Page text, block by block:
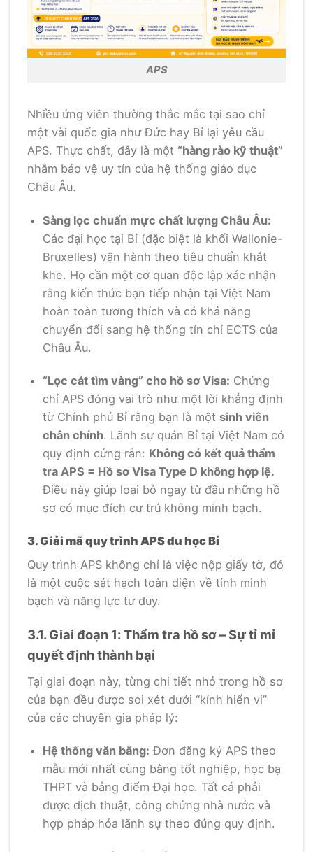
APS
Nhiều ứng viên thường thắc mắc tại sao chỉ
một vài quốc gia như Đức hay Bỉ lại yêu cầu
APS. Thực chất, đây là một “hàng rào kỹ thuật”
nhằm bảo vệ uy tín của hệ thống giáo dục
Châu Âu.
Sàng lọc chuẩn mực chất lượng Châu Âu:
Các đại học tại Bỉ (đặc biệt là khối Wallonie-
Bruxelles) vận hành theo tiêu chuẩn khắt
khe. Họ cần một cơ quan độc lập xác nhận
rằng kiến thức bạn tiếp nhận tại Việt Nam
hoàn toàn tương thích và có khả năng
chuyển đổi sang hệ thống tín chỉ ECTS của
Châu Âu.
“Lọc cát tìm vàng” cho hồ sơ Visa: Chứng
chỉ APS đóng vai trò như một lời khẳng định
từ Chính phủ Bỉ rằng bạn là một sinh viên
chân chính. Lãnh sự quán Bỉ tại Việt Nam có
quy định cứng rắn: Không có kết quả thẩm
tra APS = Hồ sơ Visa Type D không hợp lệ.
Điều này giúp loại bỏ ngay từ đầu những hồ
sơ có mục đích cư trú không minh bạch.
3. Giải mã quy trình APS du học Bỉ
Quy trình APS không chỉ là việc nộp giấy tờ, đó
là một cuộc sát hạch toàn diện về tính minh
bạch và năng lực tư duy.
3.1. Giai đoạn 1: Thẩm tra hồ sơ – Sự tỉ mỉ
quyết định thành bại
Tại giai đoạn này, từng chi tiết nhỏ trong hồ sơ
của bạn đều được soi xét dưới “kính hiển vi”
của các chuyên gia pháp lý:
Hệ thống văn bằng: Đơn đăng ký APS theo
mẫu mới nhất cùng bằng tốt nghiệp, học bạ
THPT và bảng điểm Đại học. Tất cả phải
được dịch thuật, công chứng nhà nước và
hợp pháp hóa lãnh sự theo đúng quy định.